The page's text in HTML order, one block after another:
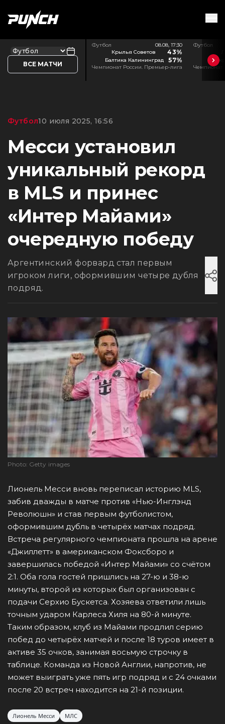
ВСЕ МАТЧИ
Футбол
08.08, 17:30
Крылья Советов
43%
Балтика Калининград 57%
Чемпионат России. Премьер-лига
Футбол
Чемпионат
Футбол10 июля 2025, 16:56
Месси установил
уникальный рекорд
в MLS и принес
«Интер Майами»
очередную победу
Аргентинский форвард стал первым
игроком лиги, оформившим четыре дубля
подряд.
Photo: Getty images
Лионель Месси вновь переписал историю MLS,
забив дважды в матче против «Нью-Инглэнд
Революшн» и став первым футболистом,
оформившим дубль в четырёх матчах подряд.
Встреча регулярного чемпионата прошла на арене
«Джиллетт» в американском Фоксборо и
завершилась победой «Интер Майами» со счётом
2:1. Оба гола гостей пришлись на 27-ю и 38-ю
минуты, второй из которых был организован с
подачи Серхио Бускетса. Хозяева ответили лишь
точным ударом Карлеса Хиля на 80-й минуте.
Таким образом, клуб из Майами продлил серию
побед до четырёх матчей и после 18 туров имеет в
активе 35 очков, занимая восьмую строчку в
таблице. Команда из Новой Англии, напротив, не
может выиграть уже пять игр подряд и с 24 очками
после 20 встреч находится на 21-й позиции.
Лионель Месси МЛС